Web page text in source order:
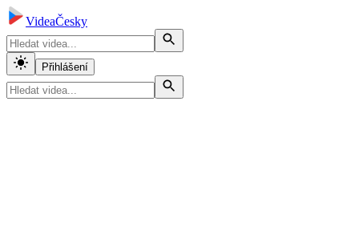
VideaČesky
Přihlášení